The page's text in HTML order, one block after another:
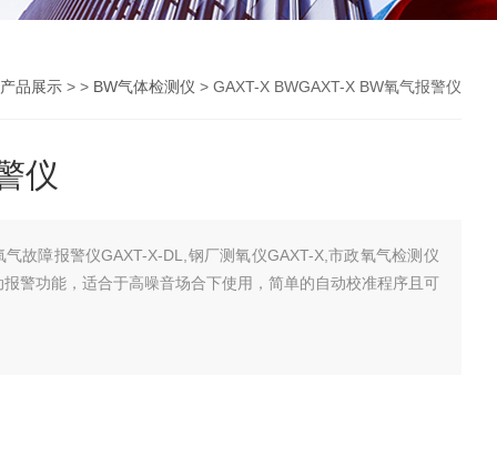
产品展示 > > BW气体检测仪 > GAXT-X BWGAXT-X BW氧气报警仪
仪
故障报警仪GAXT-X-DL,钢厂测氧仪GAXT-X,市政氧气检测仪
警功能，适合于高噪音场合下使用，简单的自动校准程序且可